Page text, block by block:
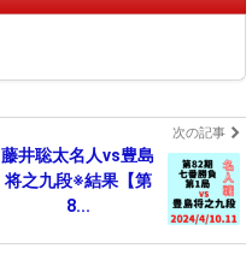
次の記事
藤井聡太名人vs豊島
将之九段※結果【第
8...